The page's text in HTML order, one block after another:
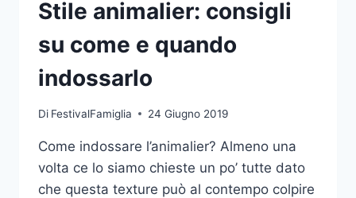
Stile animalier: consigli
su come e quando
indossarlo
Di FestivalFamiglia 24 Giugno 2019
Come indossare l’animalier? Almeno una
volta ce lo siamo chieste un po’ tutte dato
che questa texture può al contempo colpire